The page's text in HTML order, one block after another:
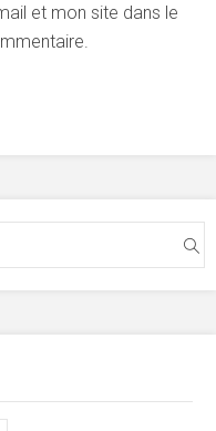
et mon site dans le